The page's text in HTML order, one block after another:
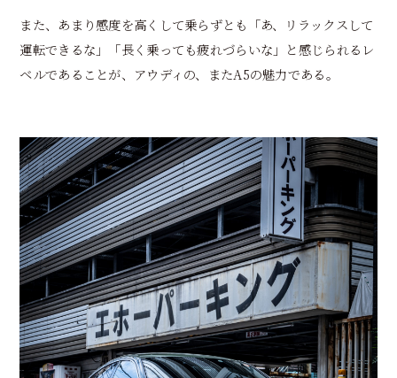
また、あまり感度を高くして乗らずとも「あ、リラックスして
運転できるな」「長く乗っても疲れづらいな」と感じられるレ
ベルであることが、アウディの、またA5の魅力である。